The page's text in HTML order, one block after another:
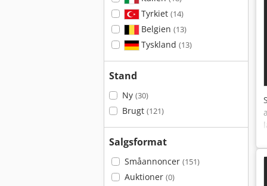
Tyrkiet (14)
Belgien (13)
Tyskland (13)
Stand
Ny (30)
Brugt (121)
Salgsformat
Småannoncer (151)
Auktioner (0)